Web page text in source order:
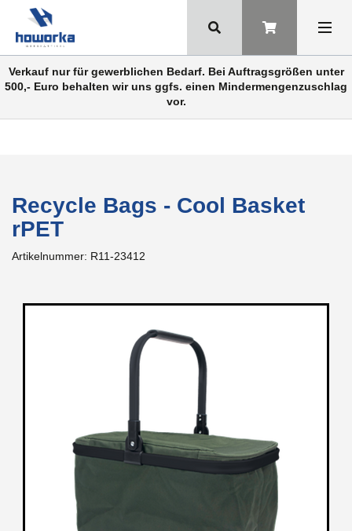
Verkauf nur für gewerblichen Bedarf. Bei Auftragsgrößen unter
500,- Euro behalten wir uns ggfs. einen Mindermengenzuschlag
vor.
Recycle Bags - Cool Basket
rPET
Artikelnummer: R11-23412